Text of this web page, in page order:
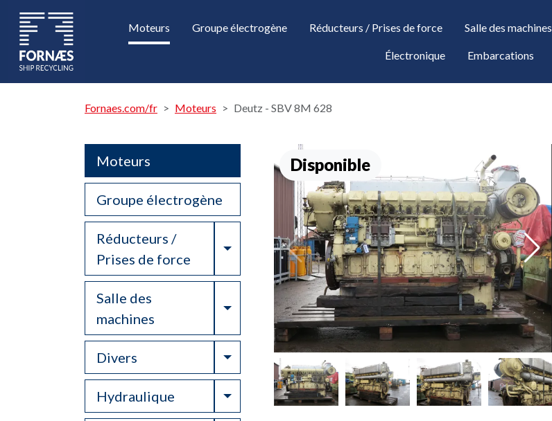
Moteurs Groupe électrogène Réducteurs / Prises de force Salle des machines
Électronique Embarcations
Fornaes.com/fr Moteurs Deutz - SBV 8M 628
Moteurs
Groupe électrogène
Réducteurs /
Prises de force
Toggle Dropdown
Salle des
machines
Toggle Dropdown
Divers Toggle Dropdown
Hydraulique Toggle Dropdown
Disponible